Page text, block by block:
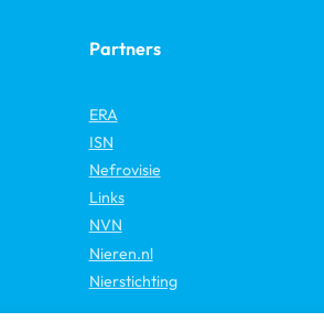
Partners
ERA
ISN
Nefrovisie
Links
NVN
Nieren.nl
Nierstichting